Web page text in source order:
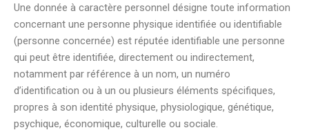
Une donnée à caractère personnel désigne toute information
concernant une personne physique identifiée ou identifiable
(personne concernée) est réputée identifiable une personne
qui peut être identifiée, directement ou indirectement,
notamment par référence à un nom, un numéro
d’identification ou à un ou plusieurs éléments spécifiques,
propres à son identité physique, physiologique, génétique,
psychique, économique, culturelle ou sociale.